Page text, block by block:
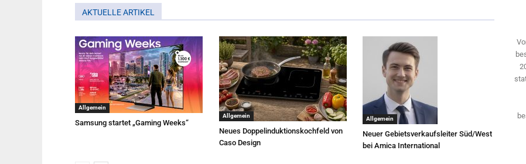
AKTUELLE ARTIKEL
Allgemein
Samsung startet „Gaming Weeks“
Allgemein
Neues Doppelinduktionskochfeld von
Caso Design
Allgemein
Neuer Gebietsverkaufsleiter Süd/West
bei Amica International